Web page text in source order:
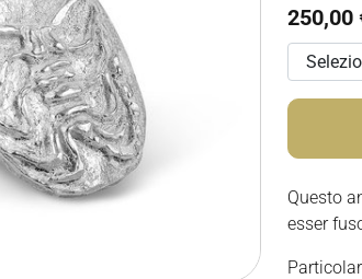
250,00
Questo
esser